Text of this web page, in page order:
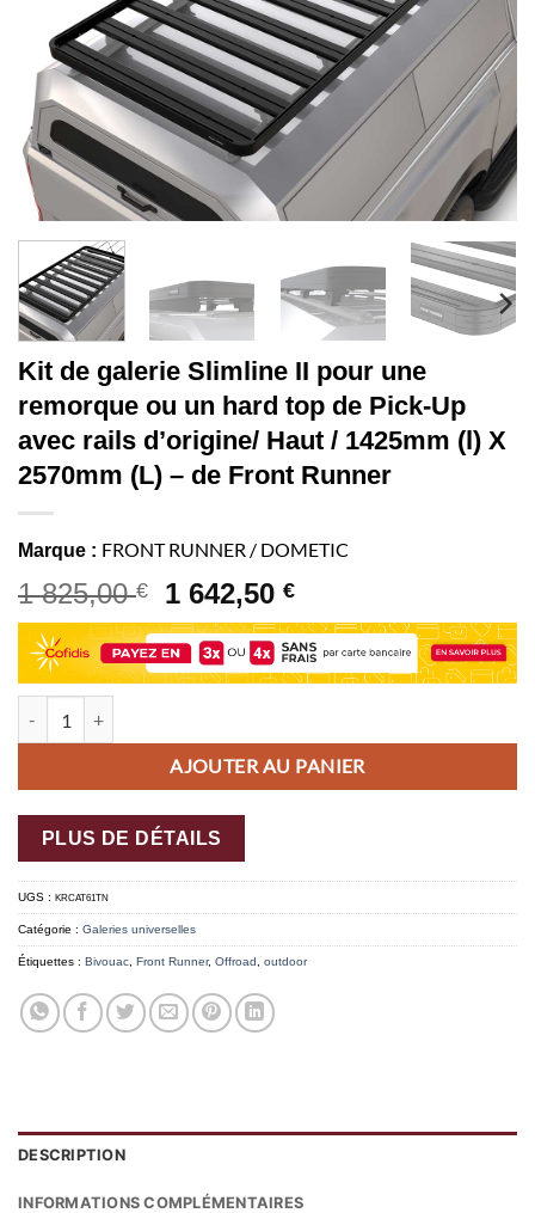
Kit de galerie Slimline II pour une
remorque ou un hard top de Pick-Up
avec rails d’origine/ Haut / 1425mm (l) X
2570mm (L) – de Front Runner
Marque : FRONT RUNNER / DOMETIC
1 825,00€ 1 642,50€
AJOUTER AU PANIER
PLUS DE DÉTAILS
UGS : KRCAT61TN
Catégorie : Galeries universelles
Étiquettes : Bivouac Front Runner, Offroad outdoor
DESCRIPTION
INFORMATIONS COMPLÉMENTAIRES